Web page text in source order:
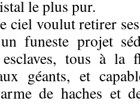
le plus pur.
ciel voulut retirer
funeste projet
tous à la
géants, et
de haches et